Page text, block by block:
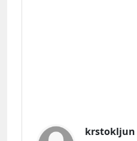
krstokljun